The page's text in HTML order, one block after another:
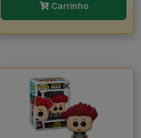
Carrinho